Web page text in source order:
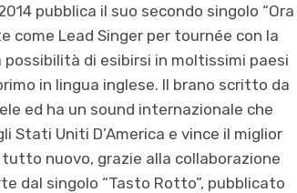
pubblica il suo secondo singolo “Ora
come Lead Singer per tournée con la
possibilità di esibirsi in moltissimi paesi
in lingua inglese. Il brano scritto da
ed ha un sound internazionale che
Stati Uniti D’America e vince il miglior
tutto nuovo, grazie alla collaborazione
dal singolo “Tasto Rotto”, pubblicato